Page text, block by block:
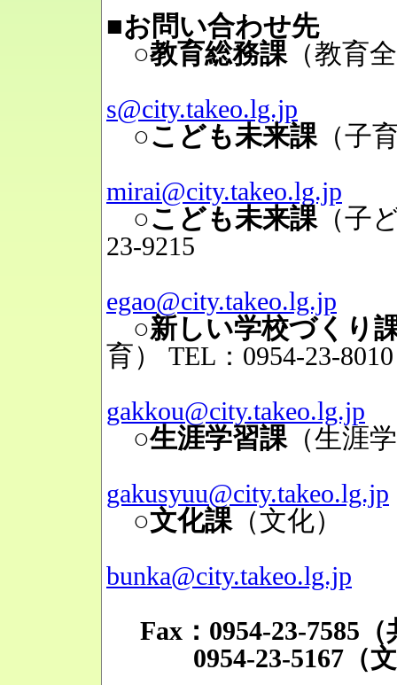
■お問い合わせ先
○教育総務課（教育
s@city.takeo.lg.jp
○こども未来課（子
mirai@city.takeo.lg.jp
○こども未来課（子
23-9215
egao@city.takeo.lg.jp
○新しい学校づくり
育）
TEL：0954-23-8010
gakkou@city.takeo.lg.jp
○生涯学習課（生涯
gakusyuu@city.takeo.lg.jp
○文化課（文化）
bunka@city.takeo.lg.jp
Fax：0954-23-7585
0954-23-5167（文